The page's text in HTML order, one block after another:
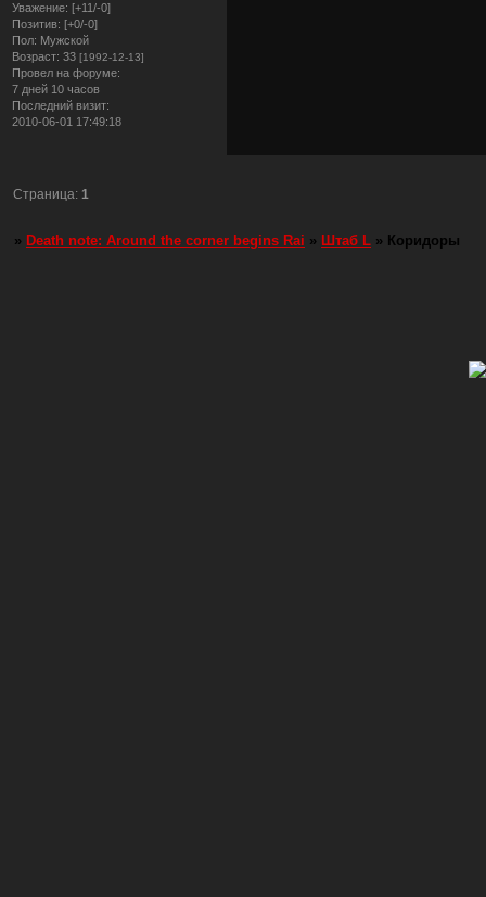
Уважение: [+11/-0]
Позитив: [+0/-0]
Пол: Мужской
Возраст: 33 [1992-12-13]
Провел на форуме:
7 дней 10 часов
Последний визит:
2010-06-01 17:49:18
Страница:1
» Death note: Around the corner begins Rai » Штаб L » Коридоры